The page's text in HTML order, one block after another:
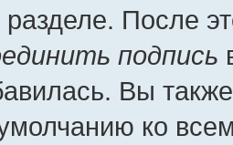
После
подпись
Вы
ко